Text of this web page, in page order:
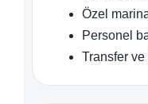
Özel
Personel
Transfer